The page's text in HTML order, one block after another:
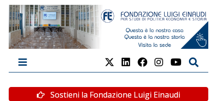
Sostieni la Fondazione Luigi Einaudi